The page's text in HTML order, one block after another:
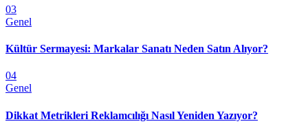
03
Genel
Kültür Sermayesi: Markalar Sanatı Neden Satın Alıyor?
04
Genel
Dikkat Metrikleri Reklamcılığı Nasıl Yeniden Yazıyor?